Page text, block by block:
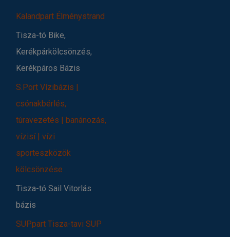
Kalandpart Élménystrand
Tisza-tó Bike,
Kerékpárkölcsönzés,
Kerékpáros Bázis
S.Port Vízibázis |
csónakbérlés,
túravezetés | banánozás,
vízisí | vízi
sporteszközök
kölcsönzése
Tisza-tó Sail Vitorlás
bázis
SUPpart Tisza-tavi SUP